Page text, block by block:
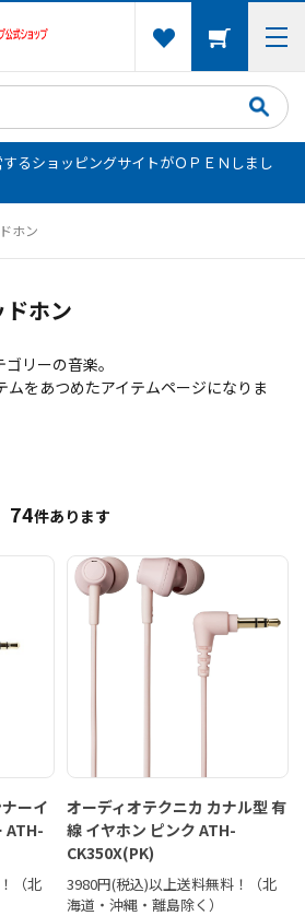
るショッピングサイトがＯＰＥＮしまし
ホン
ホン
リーの音楽。
ムをあつめたアイテムページになりま
74件あります
ーイ
ATH-
（北
オーディオテクニカ カナル型 有
線 イヤホン ピンク ATH-
CK350X(PK)
3980円(税込)以上送料無料！（北
海道・沖縄・離島除く）